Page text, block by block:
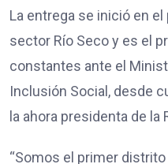
La entrega se inició en
sector Río Seco y es el
constantes ante el
Inclusión Social, desde
la ahora presidenta de la
“Somos el primer